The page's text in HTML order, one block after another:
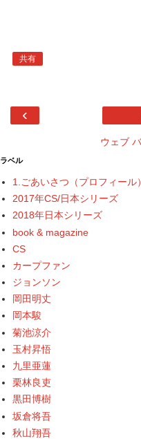
共有
‹
ウェブ
ラベル
1.ごあいさつ（プロフィール）
2017年CS/日本シリーズ
2018年日本シリーズ
book & magazine
CS
カープファン
ジョンソン
岡田明丈
岡本駿
菊池涼介
玉村昇悟
九里亜蓮
栗林良吏
黒田博樹
坂倉将吾
秋山翔吾